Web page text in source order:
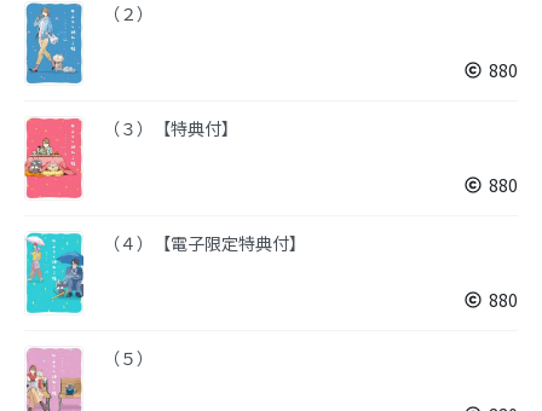
（２）
880
（３）【特典付】
880
（４）【電子限定特典付】
880
（５）